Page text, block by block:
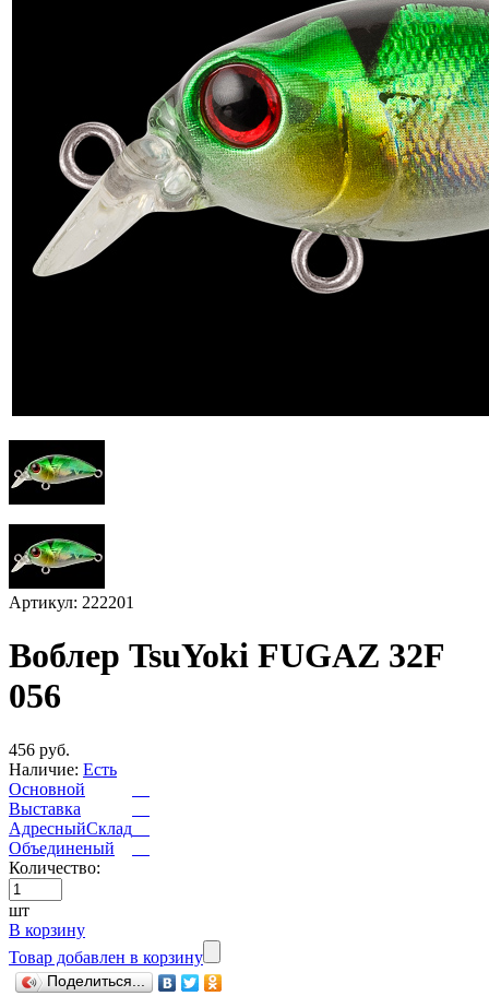
Артикул: 222201
Воблер TsuYoki FUGAZ 32F
056
456 руб.
Наличие: Есть
Основной
Выставка
АдресныйСклад
Объединеный
Количество:
шт
В корзину
Товар добавлен в корзину
Поделиться...